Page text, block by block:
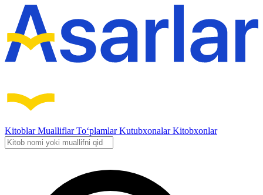
KitoblarMualliflarTo‘plamlarKutubxonalarKitobxonlar